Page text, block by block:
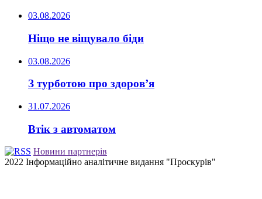
03.08.2026
Ніщо не віщувало біди
03.08.2026
З турботою про здоров’я
31.07.2026
Втік з автоматом
Новини партнерів
2022 Інформаційно аналітичне видання "Проскурів"